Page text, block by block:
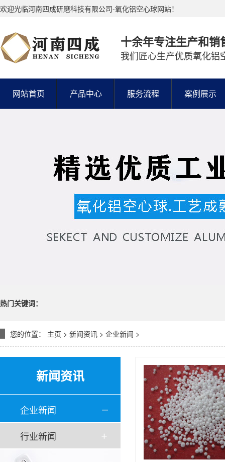
欢迎光临河南四成研磨科技有限公司-氧化铝空心球网站！
十余年专注生产和销
我们匠心生产优质氧化铝
网站首页 产品中心 服务流程 案例展示
热门关键词：
您的位置： 主页 > 新闻资讯 > 企业新闻 >
新闻资讯
企业新闻
行业新闻